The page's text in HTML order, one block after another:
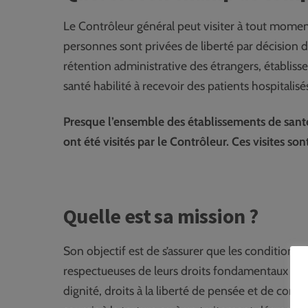
Le Contrôleur général peut visiter à tout
personnes sont privées de liberté par décision
rétention administrative des étrangers,
santé habilité à recevoir des patients
Presque l’ensemble des établissements de
ont été visités par le Contrôleur. Ces visites
Quelle est sa mission ?
Son objectif est de s’assurer que les
respectueuses de leurs droits fondamentaux
dignité, droits à la liberté de pensée et de